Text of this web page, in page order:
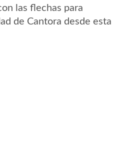
las flechas para
de Cantora desde esta